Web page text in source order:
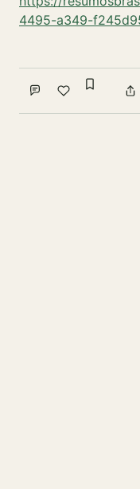
4495-a349-
Comment
Like
Sign